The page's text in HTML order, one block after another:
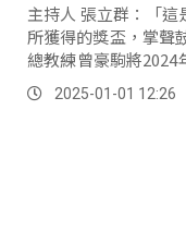
主持人 張立群：「
所獲得的獎盃，掌聲鼓
總教練曾豪駒將2024
統，把奪冠那一刻的
見證獎盃，特地舉辦
2025-01-01 12:26